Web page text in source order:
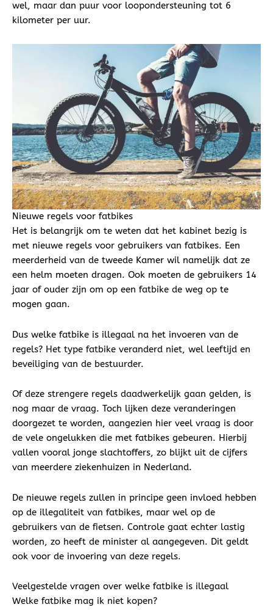
wel, maar dan puur voor loopondersteuning tot 6
kilometer per uur.
Nieuwe regels voor fatbikes
Het is belangrijk om te weten dat het kabinet bezig is
met nieuwe regels voor gebruikers van fatbikes. Een
meerderheid van de tweede Kamer wil namelijk dat ze
een helm moeten dragen. Ook moeten de gebruikers 14
jaar of ouder zijn om op een fatbike de weg op te
mogen gaan.
Dus welke fatbike is illegaal na het invoeren van de
regels? Het type fatbike veranderd niet, wel leeftijd en
beveiliging van de bestuurder.
Of deze strengere regels daadwerkelijk gaan gelden, is
nog maar de vraag. Toch lijken deze veranderingen
doorgezet te worden, aangezien hier veel vraag is door
de vele ongelukken die met fatbikes gebeuren. Hierbij
vallen vooral jonge slachtoffers, zo blijkt uit de cijfers
van meerdere ziekenhuizen in Nederland.
De nieuwe regels zullen in principe geen invloed hebben
op de illegaliteit van fatbikes, maar wel op de
gebruikers van de fietsen. Controle gaat echter lastig
worden, zo heeft de minister al aangegeven. Dit geldt
ook voor de invoering van deze regels.
Veelgestelde vragen over welke fatbike is illegaal
Welke fatbike mag ik niet kopen?